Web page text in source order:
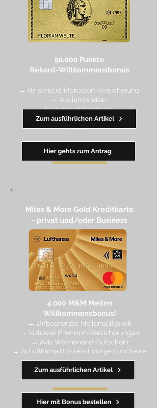
50.000 Punkte
Rekord-Willkommensbonus
→ Reiserücktrittskosten-Versicherung
→ Auslandsreise-
Krankenversicherung
→ wertvolle Rabatte dank Amex
Offers
━━━━━━━
Zum ausführlichen Artikel
Hier gehts zum Antrag
Miles & More Gold Kreditkarte​
- privat und/oder Business
4.000 M &M Meilen
Willkommensbonus!
→ Unbegrenzte Meilengültigkeit
→ Inklusive Premium-Versicherungen
→ Avis Wochenend-Gutschein
→ 2x Lufthansa Business Lounge Gutscheine
━━━━━━━
Hier mit Bonus bestellen
Zum ausführlichen Artikel